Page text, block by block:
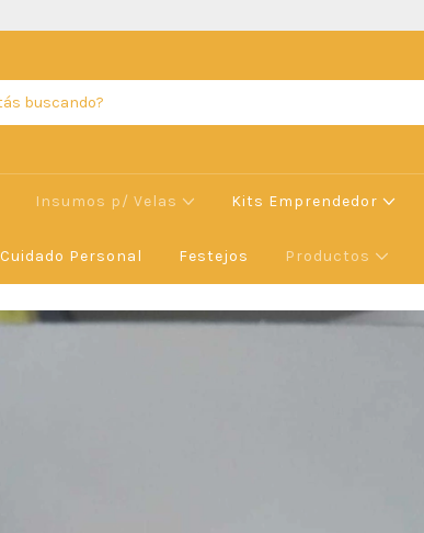
Insumos p/ Velas Kits Emprendedor
Cuidado Personal Festejos Productos